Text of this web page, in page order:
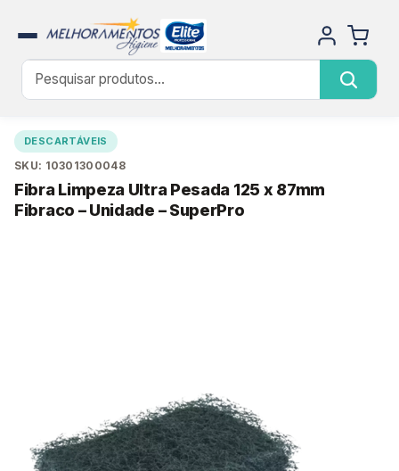
DESCARTÁVEIS
SKU: 10301300048
Fibra Limpeza Ultra Pesada 125 x 87mm
Fibraco – Unidade – SuperPro